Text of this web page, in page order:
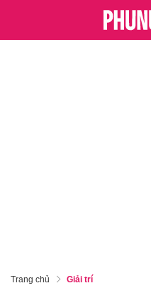
Trang chủ Giải trí